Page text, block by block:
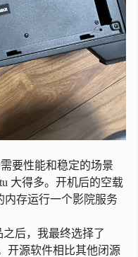
要性能和稳定的场景
大得多。开机后的空载
存运行一个影院服务
后，我最终选择了
源软件相比其他闭源